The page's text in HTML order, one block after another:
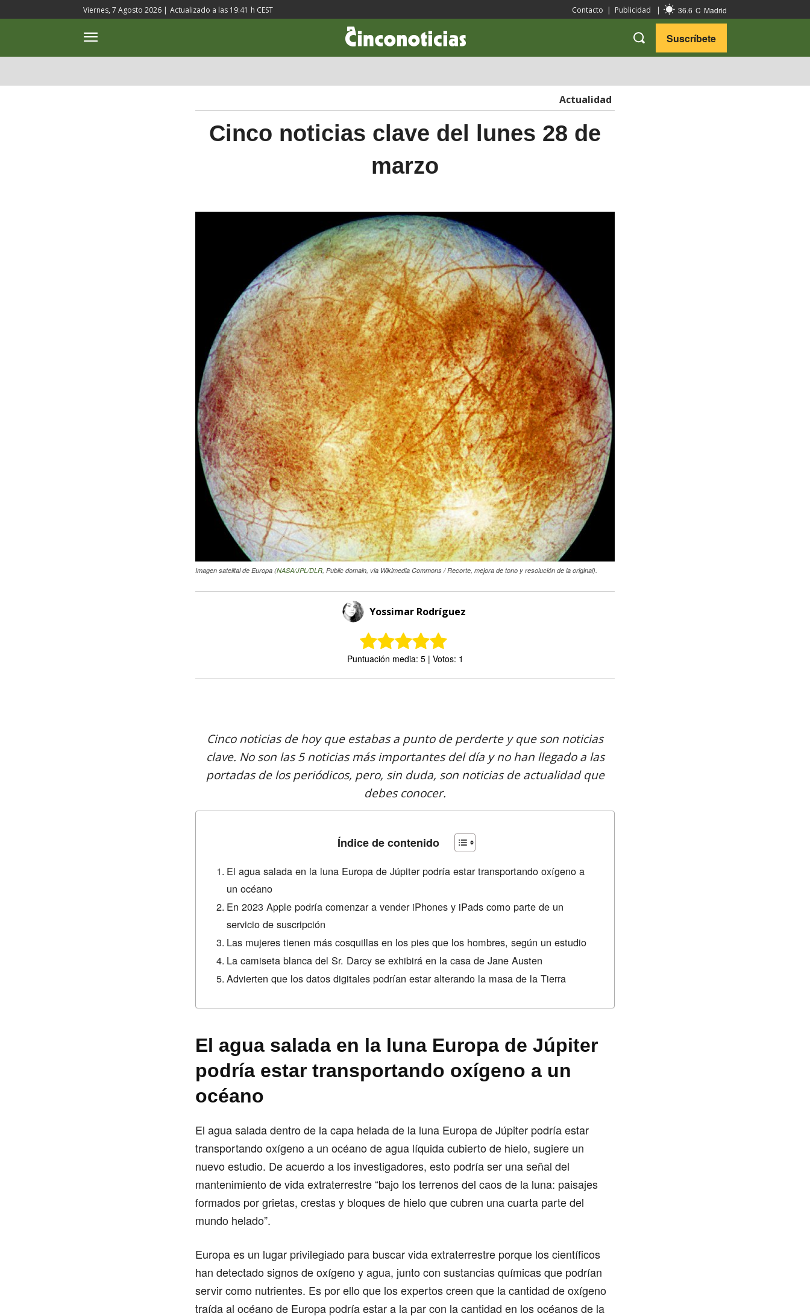
Viernes, 7 Agosto 2026 | Actualizado a las 19:41 h CEST Contacto | Publicidad | 36.6 C Madrid
Suscríbete
Actualidad
Cinco noticias clave del lunes 28 de
marzo
Imagen satelital de Europa (NASA/JPL/DLR, Public domain, via Wikimedia Commons / Recorte, mejora de tono y resolución de la original).
Yossimar Rodríguez
Puntuación media: 5 | Votos: 1
Cinco noticias de hoy que estabas a punto de perderte y que son noticias
clave. No son las 5 noticias más importantes del día y no han llegado a las
portadas de los periódicos, pero, sin duda, son noticias de actualidad que
debes conocer.
Índice de contenido
El agua salada en la luna Europa de Júpiter podría estar transportando oxígeno a
un océano
En 2023 Apple podría comenzar a vender iPhones y iPads como parte de un
servicio de suscripción
Las mujeres tienen más cosquillas en los pies que los hombres, según un estudio
La camiseta blanca del Sr. Darcy se exhibirá en la casa de Jane Austen
Advierten que los datos digitales podrían estar alterando la masa de la Tierra
El agua salada en la luna Europa de Júpiter
podría estar transportando oxígeno a un
océano
El agua salada dentro de la capa helada de la luna Europa de Júpiter podría estar
transportando oxígeno a un océano de agua líquida cubierto de hielo, sugiere un
nuevo estudio. De acuerdo a los investigadores, esto podría ser una señal del
mantenimiento de vida extraterrestre “bajo los terrenos del caos de la luna: paisajes
formados por grietas, crestas y bloques de hielo que cubren una cuarta parte del
mundo helado”.
Europa es un lugar privilegiado para buscar vida extraterrestre porque los científicos
han detectado signos de oxígeno y agua, junto con sustancias químicas que podrían
servir como nutrientes. Es por ello que los expertos creen que la cantidad de oxígeno
traída al océano de Europa podría estar a la par con la cantidad en los océanos de la